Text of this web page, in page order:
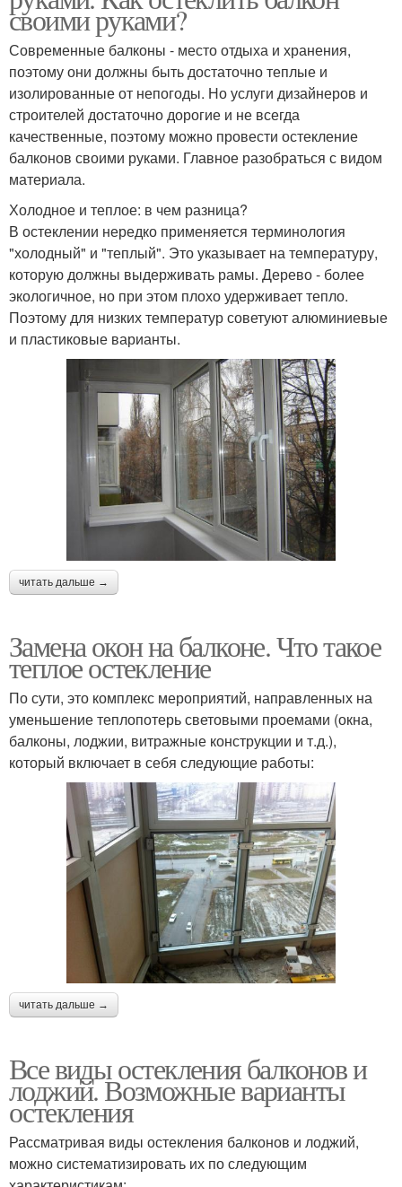
своими руками?
Современные балконы - место отдыха и хранения,
поэтому они должны быть достаточно теплые и
изолированные от непогоды. Но услуги дизайнеров и
строителей достаточно дорогие и не всегда
качественные, поэтому можно провести остекление
балконов своими руками. Главное разобраться с видом
материала.
Холодное и теплое: в чем разница?
В остеклении нередко применяется терминология
"холодный" и "теплый". Это указывает на температуру,
которую должны выдерживать рамы. Дерево - более
экологичное, но при этом плохо удерживает тепло.
Поэтому для низких температур советуют алюминиевые
и пластиковые варианты.
читать дальше →
Замена окон на балконе. Что такое
теплое остекление
По сути, это комплекс мероприятий, направленных на
уменьшение теплопотерь световыми проемами (окна,
балконы, лоджии, витражные конструкции и т.д.),
который включает в себя следующие работы:
читать дальше →
Все виды остекления балконов и
лоджий. Возможные варианты
остекления
Рассматривая виды остекления балконов и лоджий,
можно систематизировать их по следующим